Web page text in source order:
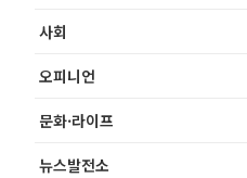
사회
오피니언
문화·라이프
뉴스발전소